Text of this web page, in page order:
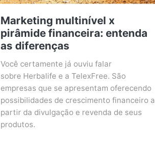
Marketing multinível x
pirâmide financeira: entenda
as diferenças
Você certamente já ouviu falar
sobre Herbalife e a TelexFree. São
empresas que se apresentam oferecendo
possibilidades de crescimento financeiro a
partir da divulgação e revenda de seus
produtos.